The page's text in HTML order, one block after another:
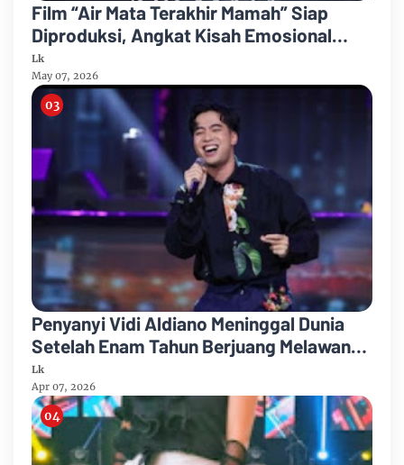
Film “Air Mata Terakhir Mamah” Siap
Diproduksi, Angkat Kisah Emosional
Tentang Sosok Ibu
Lk
May 07, 2026
Penyanyi Vidi Aldiano Meninggal Dunia
Setelah Enam Tahun Berjuang Melawan
Kanker
Lk
Apr 07, 2026